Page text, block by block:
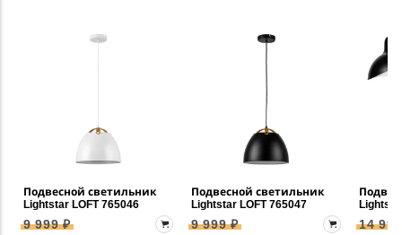
Подвесной светильник
Lightstar LOFT 765046
9 999 ₽
Подвесной светильник
Lightstar LOFT 765047
9 999 ₽ 14